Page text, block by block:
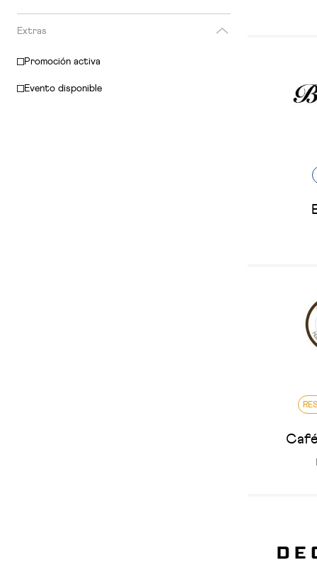
Extras
Promoción activa
Evento disponible